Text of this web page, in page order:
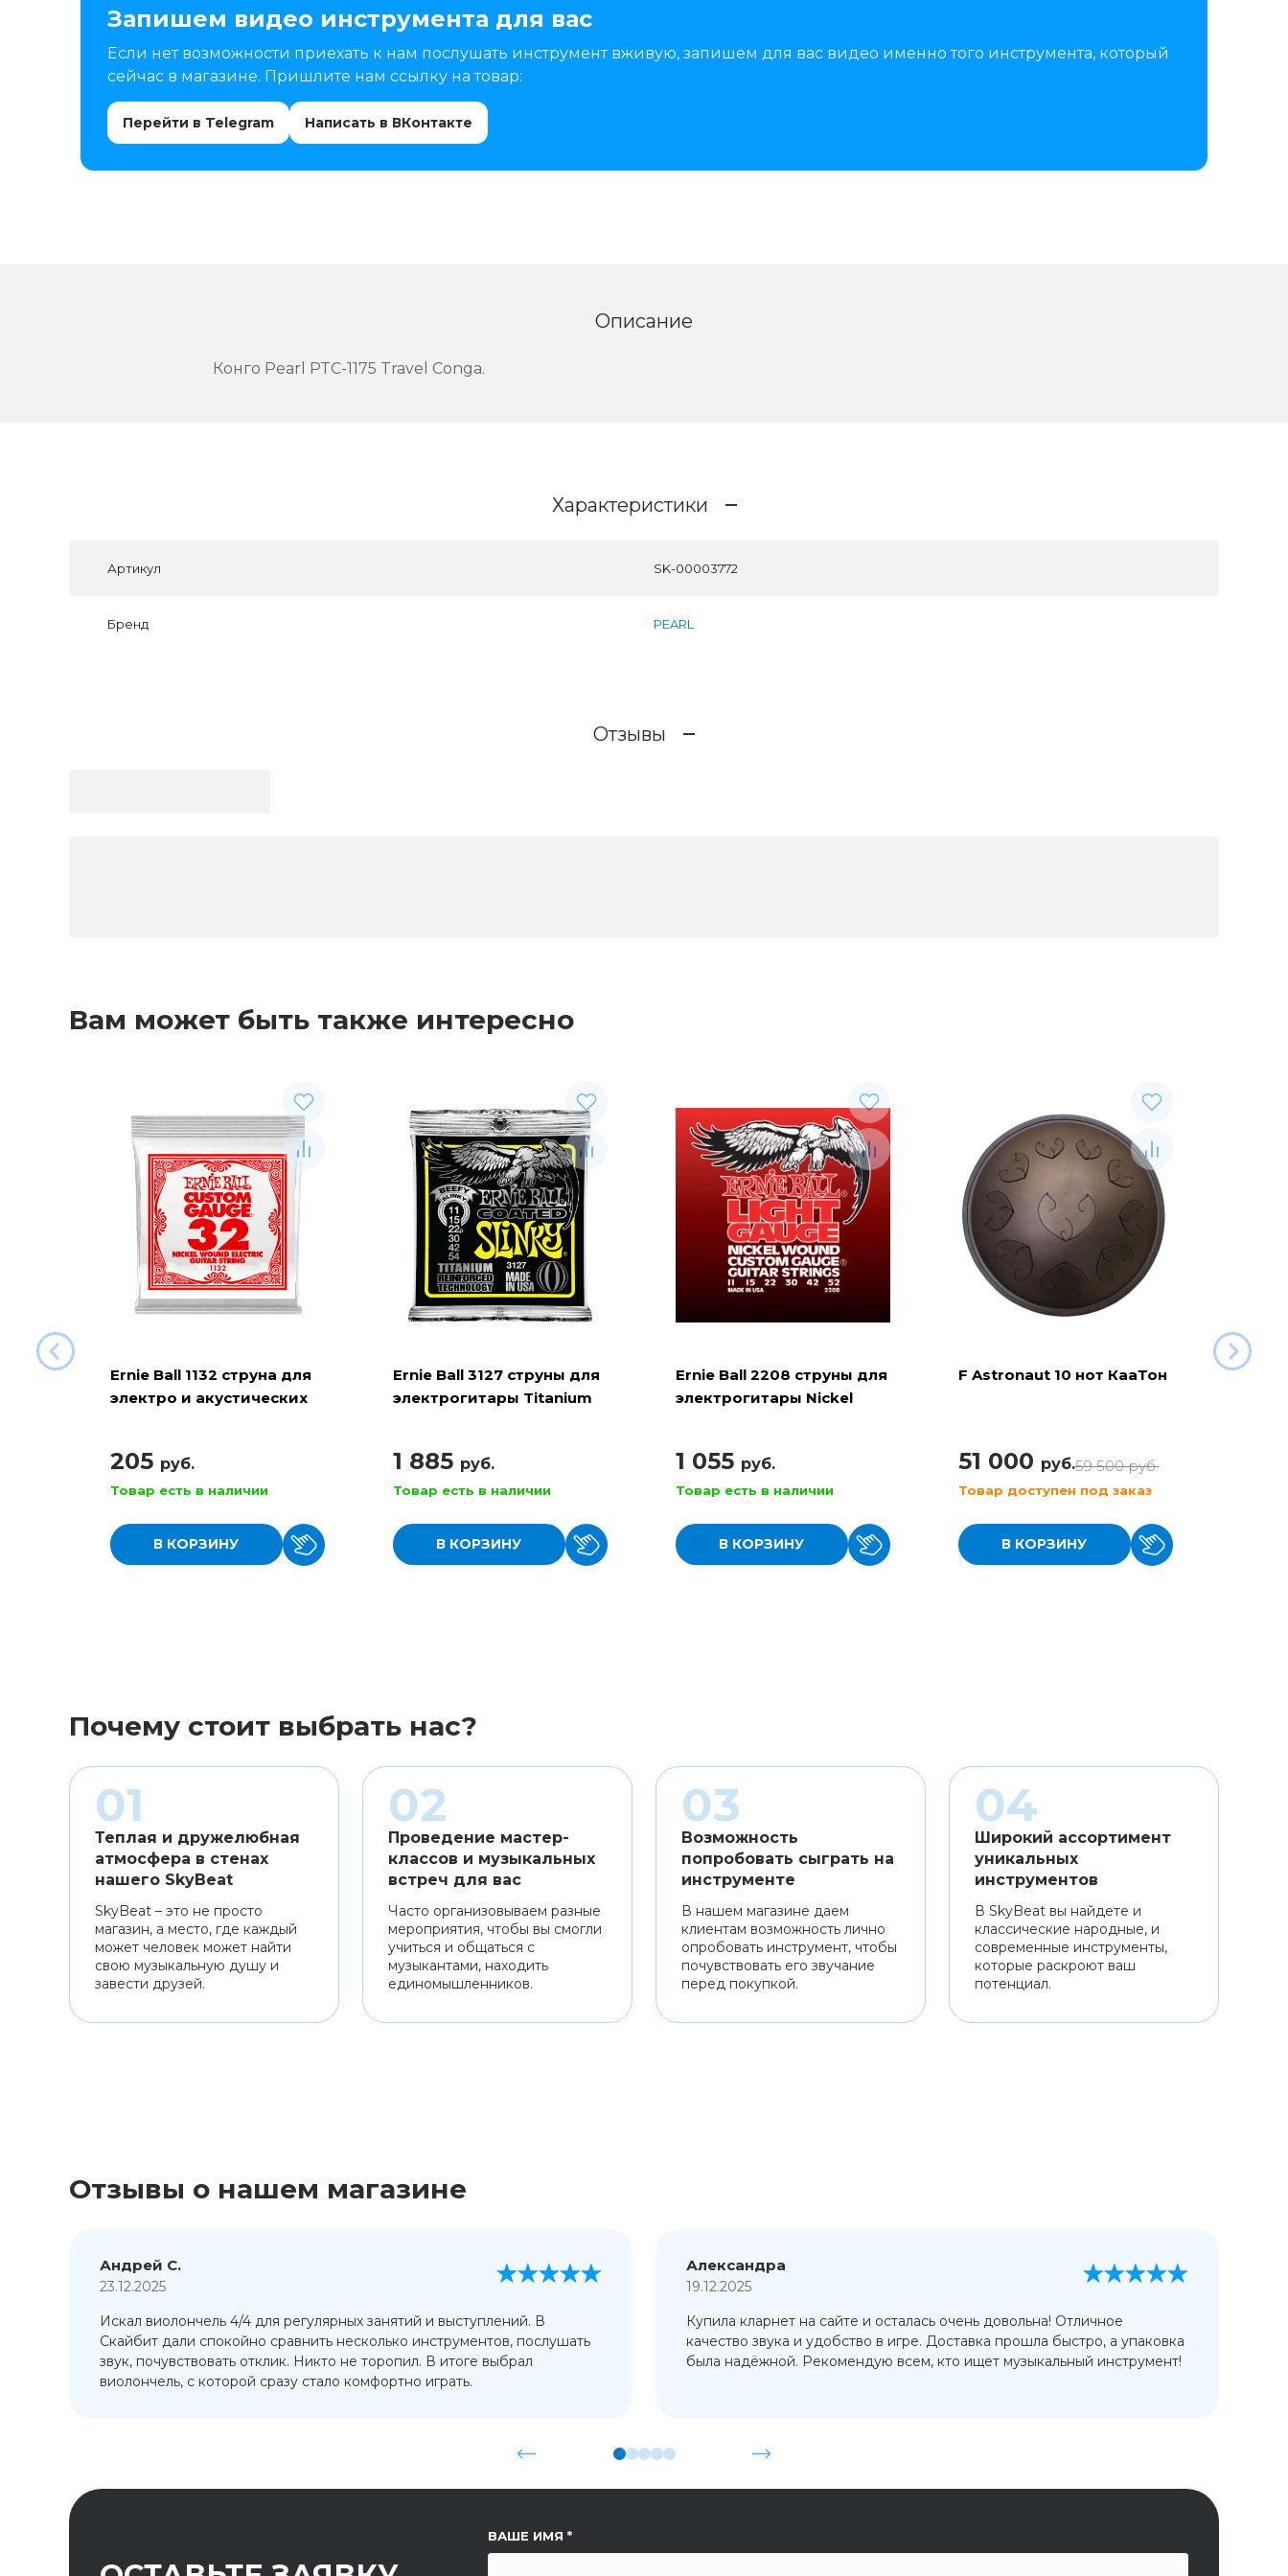
Запишем видео инструмента для вас
Если нет возможности приехать к нам послушать инструмент вживую, запишем для вас видео именно того инструмента, который
сейчас в магазине. Пришлите нам ссылку на товар:
Перейти в Telegram Написать в ВКонтакте
Описание
Конго Pearl PTC-1175 Travel Conga.
Характеристики
Артикул SK-00003772
Бренд PEARL
Отзывы
Вам может быть также интересно
Ernie Ball 1132 струна для
электро и акустических
205 руб.
Товар есть в наличии
В КОРЗИНУ
Ernie Ball 3127 струны для
электрогитары Titanium
1 885 руб.
Товар есть в наличии
В КОРЗИНУ
Ernie Ball 2208 струны для
электрогитары Nickel
1 055 руб.
Товар есть в наличии
В КОРЗИНУ
F Astronaut 10 нот КааТон
51 000 руб.59 500руб.
Товар доступен под заказ
В КОРЗИНУ
C
Почему стоит выбрать нас?
Теплая и дружелюбная
атмосфера в стенах
нашего SkyBeat
SkyBeat – это не просто
магазин, а место, где каждый
может человек может найти
свою музыкальную душу и
завести друзей.
Проведение мастер-
классов и музыкальных
встреч для вас
Часто организовываем разные
мероприятия, чтобы вы смогли
учиться и общаться с
музыкантами, находить
единомышленников.
Возможность
попробовать сыграть на
инструменте
В нашем магазине даем
клиентам возможность лично
опробовать инструмент, чтобы
почувствовать его звучание
перед покупкой.
Широкий ассортимент
уникальных
инструментов
В SkyBeat вы найдете и
классические народные, и
современные инструменты,
которые раскроют ваш
потенциал.
Отзывы о нашем магазине
Андрей С.
23.12.2025
Искал виолончель 4/4 для регулярных занятий и выступлений. В
Скайбит дали спокойно сравнить несколько инструментов, послушать
звук, почувствовать отклик. Никто не торопил. В итоге выбрал
виолончель, с которой сразу стало комфортно играть.
Александра
19.12.2025
Купила кларнет на сайте и осталась очень довольна! Отличное
качество звука и удобство в игре. Доставка прошла быстро, а упаковка
была надёжной. Рекомендую всем, кто ищет музыкальный инструмент!
ВАШЕ ИМЯ
ССЫЛКА НА СТРАНИЦУ